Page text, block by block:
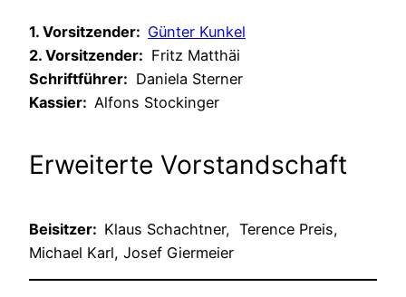
1. Vorsitzender: Günter Kunkel
2. Vorsitzender: Fritz Matthäi
Schriftführer: Daniela Sterner
Kassier: Alfons Stockinger
Erweiterte Vorstandschaft
Beisitzer: Klaus Schachtner, Terence Preis,
Michael Karl, Josef Giermeier